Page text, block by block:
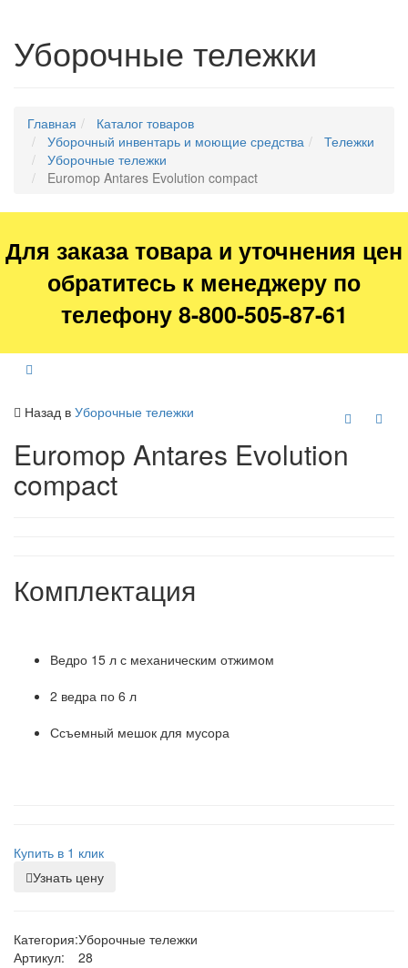
Уборочные тележки
Главная
Каталог товаров
Уборочный инвентарь и моющие средства
Тележки
Уборочные тележки
Euromop Antares Evolution compact
Для заказа товара и уточнения цен
обратитесь к менеджеру по
телефону 8-800-505-87-61
Назад в Уборочные тележки
Euromop Antares Evolution
compact
Комплектация
Ведро 15 л с механическим отжимом
2 ведра по 6 л
Ссъемный мешок для мусора
Купить в 1 клик
Узнать цену
Категория:Уборочные тележки
Артикул:
28